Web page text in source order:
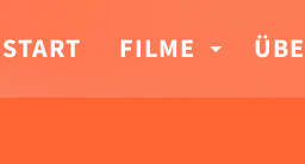
START FILME